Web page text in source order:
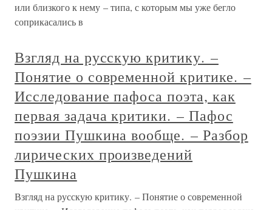
или близкого к нему – типа, с которым мы уже бегло
соприкасались в
Взгляд на русскую критику. –
Понятие о современной критике. –
Исследование пафоса поэта, как
первая задача критики. – Пафос
поэзии Пушкина вообще. – Разбор
лирических произведений
Пушкина
Взгляд на русскую критику. – Понятие о современной